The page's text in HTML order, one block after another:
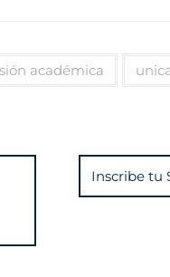
académica
Inscribe tu